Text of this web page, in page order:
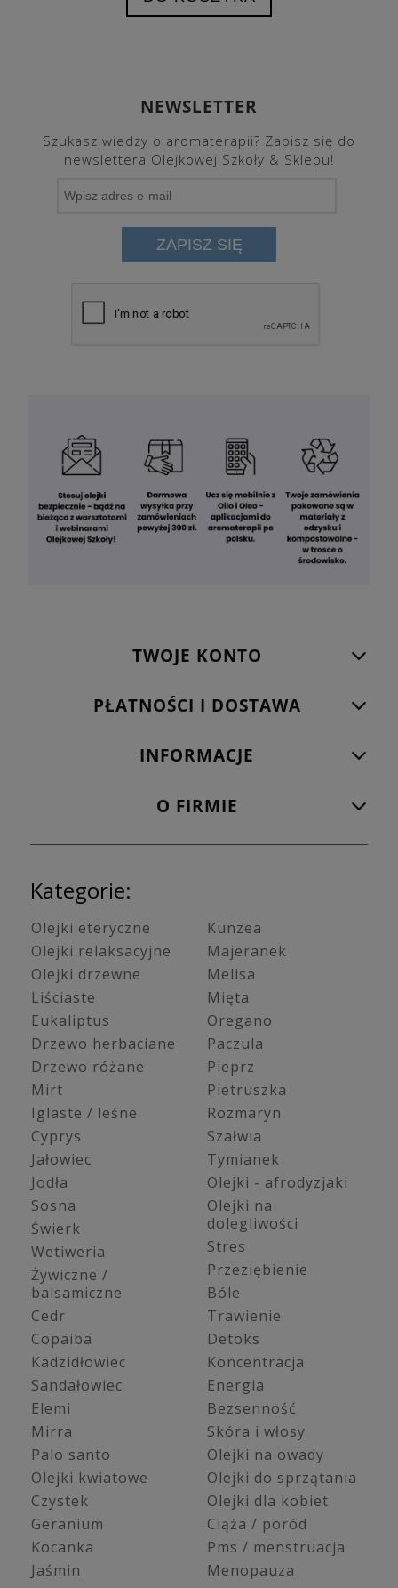
NEWSLETTER
Szukasz wiedzy o aromaterapii? Zapisz się do
newslettera Olejkowej Szkoły & Sklepu!
ZAPISZ SIĘ
TWOJE KONTO
PŁATNOŚCI I DOSTAWA
INFORMACJE
O FIRMIE
Kategorie:
Olejki eteryczne
Olejki relaksacyjne
Olejki drzewne
Liściaste
Eukaliptus
Drzewo herbaciane
Drzewo różane
Mirt
Iglaste / leśne
Cyprys
Jałowiec
Jodła
Sosna
Świerk
Wetiweria
Żywiczne /
balsamiczne
Cedr
Copaiba
Kadzidłowiec
Sandałowiec
Elemi
Mirra
Palo santo
Olejki kwiatowe
Czystek
Geranium
Kocanka
Jaśmin
Kunzea
Majeranek
Melisa
Mięta
Oregano
Paczula
Pieprz
Pietruszka
Rozmaryn
Szałwia
Tymianek
Olejki - afrodyzjaki
Olejki na
dolegliwości
Stres
Przeziębienie
Bóle
Trawienie
Detoks
Koncentracja
Energia
Bezsenność
Skóra i włosy
Olejki na owady
Olejki do sprzątania
Olejki dla kobiet
Ciąża / poród
Pms / menstruacja
Menopauza